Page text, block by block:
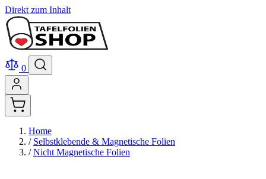
Direkt zum Inhalt
0
Home
/ Selbstklebende & Magnetische Folien
/ Nicht Magnetische Folien